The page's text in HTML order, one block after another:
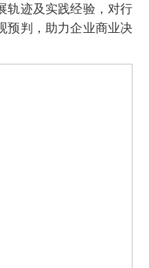
轨迹及实践经验，对行
预判，助力企业商业决